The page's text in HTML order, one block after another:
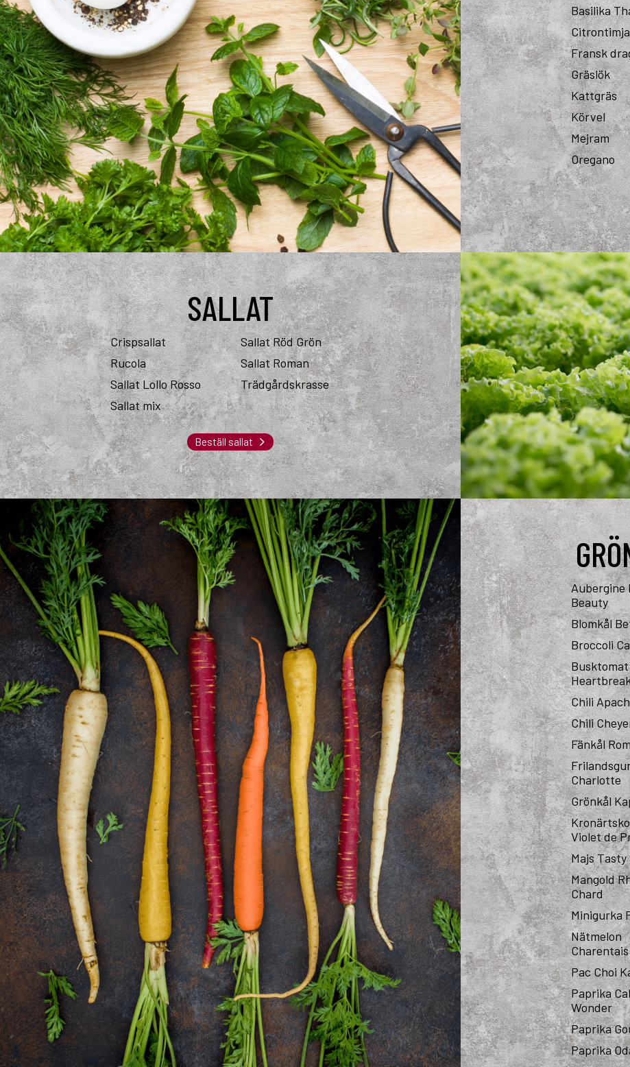
Basilika
Fransk
Gräslök
Kattgräs
Körvel
Mejram
Oregano
SALLAT
Crispsallat
Rucola
Sallat Lollo Rosso
Sallat mix
Sallat Röd Grön
Sallat Roman
Trädgårdskrasse
Beställ sallat
Aubergine
Beauty
Blomkål
Broccoli
Busktomat
Chili
Chili
Fänkål
Charlotte
Grönkål
Violet de
Majs
Mangold
Chard
Minigurka
Nätmelon
Charentais
Pac Choi
Paprika
Wonder
Paprika
Paprika